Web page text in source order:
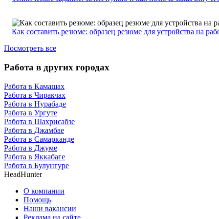
Как составить резюме: образец резюме для устройства на
Посмотреть все
Работа в других городах
Работа в Камашах
Работа в Чиракчах
Работа в Нурабаде
Работа в Ургуте
Работа в Шахрисабзе
Работа в Джамбае
Работа в Самарканде
Работа в Джуме
Работа в Яккабаге
Работа в Булунгуре
HeadHunter
О компании
Помощь
Наши вакансии
Реклама на сайте